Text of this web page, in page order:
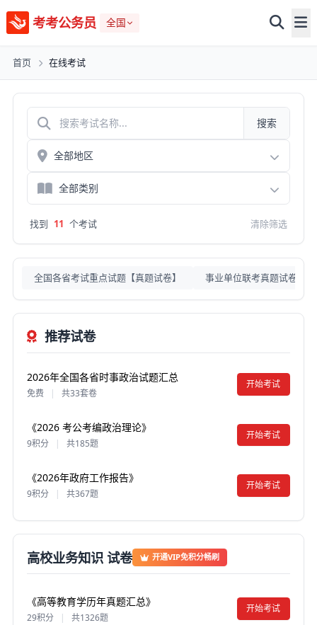
考考公务员 全国
首页 在线考试
搜索
找到 11 个考试 清除筛选
全国各省考试重点试题【真题试卷】 事业单位联考真题试卷
推荐试卷
2026年全国各省时事政治试题汇总
免费 | 共33套卷
开始考试
《2026 考公考编政治理论》
9积分 | 共185题
开始考试
《2026年政府工作报告》
9积分 共367题
开始考试
高校业务知识 试卷 开通VIP免积分畅刷
《高等教育学历年真题汇总》
29积分 | 共1326题
开始考试